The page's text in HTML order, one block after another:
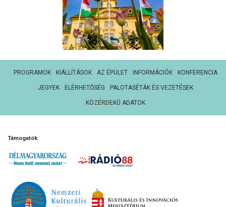
PROGRAMOK KIÁLLÍTÁSOK AZ ÉPÜLET INFORMÁCIÓK KONFERENCIA
JEGYEK ELÉRHETŐSÉG PALOTASÉTÁK ÉS VEZETÉSEK
KÖZÉRDEKŰ ADATOK
Támogatók